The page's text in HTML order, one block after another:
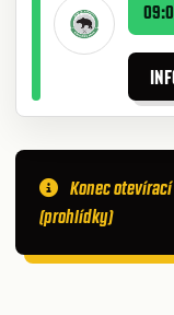
Konec
(prohlídky)